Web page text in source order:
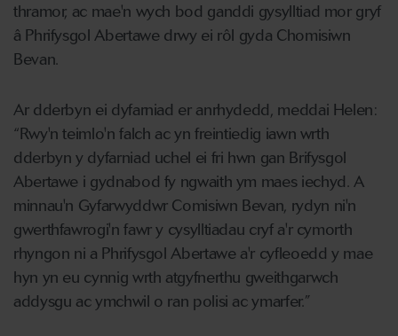
thramor, ac mae'n wych bod ganddi gysylltiad mor gryf
â Phrifysgol Abertawe drwy ei rôl gyda Chomisiwn
Bevan.
Ar dderbyn ei dyfarniad er anrhydedd, meddai Helen:
“Rwy'n teimlo'n falch ac yn freintiedig iawn wrth
dderbyn y dyfarniad uchel ei fri hwn gan Brifysgol
Abertawe i gydnabod fy ngwaith ym maes iechyd. A
minnau'n Gyfarwyddwr Comisiwn Bevan, rydyn ni'n
gwerthfawrogi'n fawr y cysylltiadau cryf a'r cymorth
rhyngon ni a Phrifysgol Abertawe a'r cyfleoedd y mae
hyn yn eu cynnig wrth atgyfnerthu gweithgarwch
addysgu ac ymchwil o ran polisi ac ymarfer.”